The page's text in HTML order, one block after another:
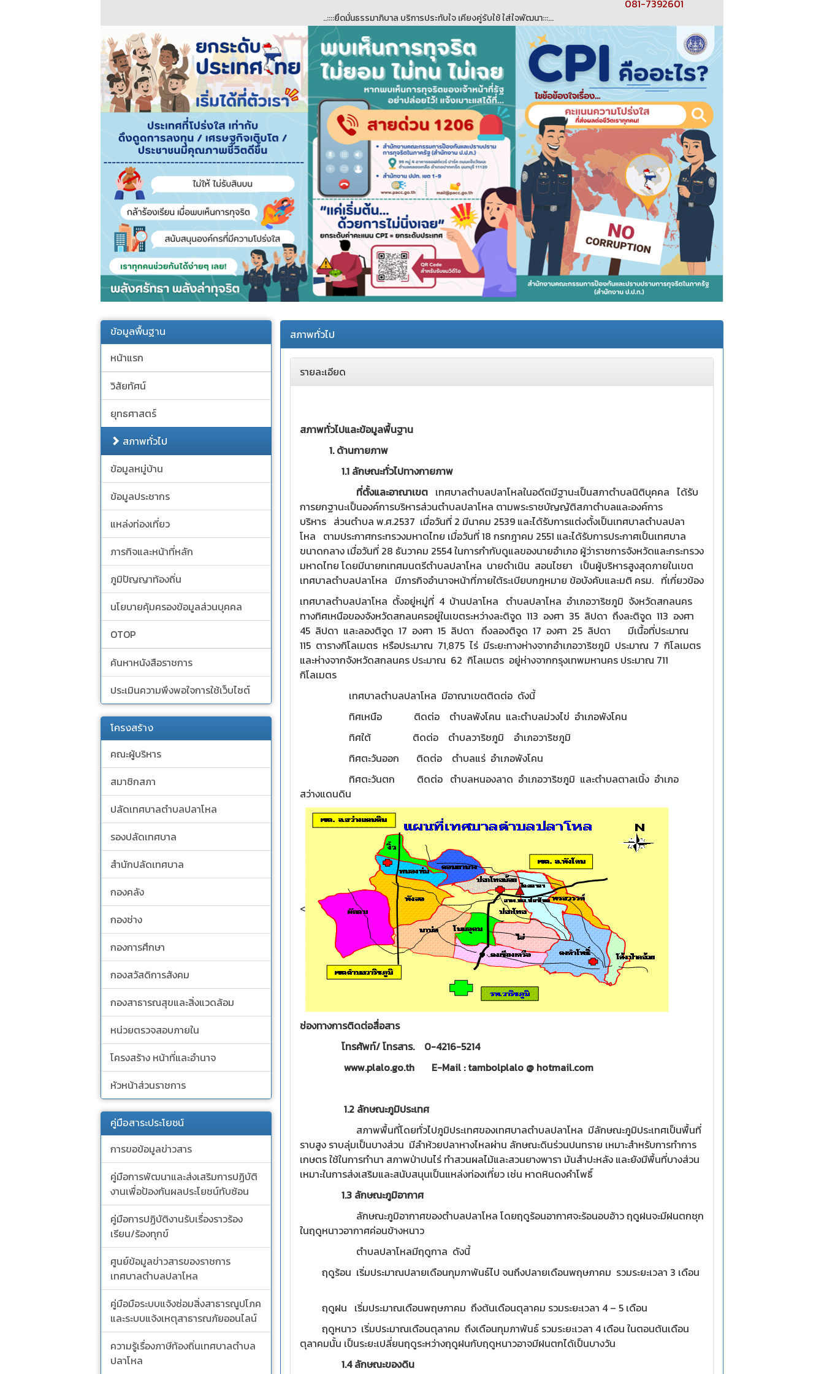
081-7392601
..::::ยึดมั่นธรรมาภิบาล บริการประทับใจ เคียงคู่รับใช้ ใส่ใจพัฒนา:::...
ข้อมูลพื้นฐาน
หน้าแรก
วิสัยทัศน์
ยุทธศาสตร์
สภาพทั่วไป
ข้อมูลหมู่บ้าน
ข้อมูลประชากร
แหล่งท่องเที่ยว
ภารกิจและหน้าที่หลัก
ภูมิปัญญาท้องถิ่น
นโยบายคุ้มครองข้อมูลส่วนบุคคล
OTOP
ค้นหาหนังสือราชการ
ประเมินความพึงพอใจการใช้เว็บไซต์
โครงสร้าง
คณะผู้บริหาร
สมาชิกสภา
ปลัดเทศบาลตำบลปลาโหล
รองปลัดเทศบาล
สำนักปลัดเทศบาล
กองคลัง
กองช่าง
กองการศึกษา
กองสวัสดิการสังคม
กองสาธารณสุขและสิ่งแวดล้อม
หน่วยตรวจสอบภายใน
โครงสร้าง หน้าที่และอำนาจ
หัวหน้าส่วนราชการ
คู่มือสาระประโยชน์
การขอข้อมูลข่าวสาร
คู่มือการพัฒนาและส่งเสริมการปฏิบัติ
งานเพื่อป้องกันผลประโยชน์ทับซ้อน
คู่มือการปฏิบัติงานรับเรื่องราวร้อง
เรียน/ร้องทุกข์
ศูนย์ข้อมูลข่าวสารของราชการ
เทศบาลตำบลปลาโหล
คู่มือมือระบบแจ้งซ่อมสิ่งสาธารณูปโภค
และระบบแจ้งเหตุสาธารณภัยออนไลน์
ความรู้เรื่องภาษีท้องถิ่นเทศบาลตำบล
ปลาโหล
สภาพทั่วไป
รายละเอียด
สภาพทั่วไปและข้อมูลพื้นฐาน
1. ด้านกายภาพ
1.1 ลักษณะทั่วไปทางกายภาพ
ที่ตั้งและอาณาเขต เทศบาลตำบลปลาโหลในอดีตมีฐานะเป็นสภาตำบลนิติบุคคล ได้รับ
การยกฐานะเป็นองค์การบริหารส่วนตำบลปลาโหล ตามพระราชบัญญัติสภาตำบลและองค์การ
บริหาร ส่วนตำบล พ.ศ.2537 เมื่อวันที่ 2 มีนาคม 2539 และได้รับการแต่งตั้งเป็นเทศบาลตำบลปลา
โหล ตามประกาศกระทรวงมหาดไทย เมื่อวันที่ 18 กรกฎาคม 2551 และได้รับการประกาศเป็นเทศบาล
ขนาดกลาง เมื่อวันที่ 28 ธันวาคม 2554 ในการกำกับดูแลของนายอำเภอ ผู้ว่าราชการจังหวัดและกระทรวง
มหาดไทย โดยมีนายกเทศมนตรีตำบลปลาโหล นายดำเนิน สอนไชยา เป็นผู้บริหารสูงสุดภายในเขต
เทศบาลตำบลปลาโหล มีภารกิจอำนาจหน้าที่ภายใต้ระเบียบกฎหมาย ข้อบังคับและมติ ครม. ที่เกี่ยวข้อง
เทศบาลตำบลปลาโหล ตั้งอยู่หมู่ที่ 4 บ้านปลาโหล ตำบลปลาโหล อำเภอวาริชภูมิ จังหวัดสกลนคร
ทางทิศเหนือของจังหวัดสกลนครอยู่ในเขตระหว่างละติจูด 113 องศา 35 ลิปดา ถึงละติจูด 113 องศา
45 ลิปดา และลองติจูด 17 องศา 15 ลิปดา ถึงลองติจูด 17 องศา 25 ลิปดา มีเนื้อที่ประมาณ
115 ตารางกิโลเมตร หรือประมาณ 71,875 ไร่ มีระยะทางห่างจากอำเภอวาริชภูมิ ประมาณ 7 กิโลเมตร
และห่างจากจังหวัดสกลนคร ประมาณ 62 กิโลเมตร อยู่ห่างจากกรุงเทพมหานคร ประมาณ 711
กิโลเมตร
เทศบาลตำบลปลาโหล มีอาณาเขตติดต่อ ดังนี้
ทิศเหนือ ติดต่อ ตำบลพังโคน และตำบลม่วงไข่ อำเภอพังโคน
ทิศใต้ ติดต่อ ตำบลวาริชภูมิ อำเภอวาริชภูมิ
ทิศตะวันออก ติดต่อ ตำบลแร่ อำเภอพังโคน
ทิศตะวันตก ติดต่อ ตำบลหนองลาด อำเภอวาริชภูมิ และตำบลตาลเนิ้ง อำเภอ
สว่างแดนดิน
<
ช่องทางการติดต่อสื่อสาร
โทรศัพท์/โทรสาร. 0-4216-5214
www.plalo.go.th E-Mail : tambolplalo @ hotmail.com
1.2 ลักษณะภูมิประเทศ
สภาพพื้นที่โดยทั่วไปภูมิประเทศของเทศบาลตำบลปลาโหล มีลักษณะภูมิประเทศเป็นพื้นที่
ราบสูง ราบลุ่มเป็นบางส่วน มีลำห้วยปลาหางไหลผ่าน ลักษณะดินร่วนปนทราย เหมาะสำหรับการทำการ
เกษตร ใช้ในการทำนา สภาพป่าปนไร่ ทำสวนผลไม้และสวนยางพารา มันสำปะหลัง และยังมีพื้นที่บางส่วน
เหมาะในการส่งเสริมและสนับสนุนเป็นแหล่งท่องเที่ยว เช่น หาดหินดงคำโพธิ์
1.3 ลักษณะภูมิอากาศ
ลักษณะภูมิอากาศของตำบลปลาโหล โดยฤดูร้อนอากาศจะร้อนอบอ้าว ฤดูฝนจะมีฝนตกชุก
ในฤดูหนาวอากาศค่อนข้างหนาว
ตำบลปลาโหลมีฤดูกาล ดังนี้
ฤดูร้อน เริ่มประมาณปลายเดือนกุมภาพันธ์ไป จนถึงปลายเดือนพฤษภาคม รวมระยะเวลา 3 เดือน
ฤดูฝน เริ่มประมาณเดือนพฤษภาคม ถึงต้นเดือนตุลาคม รวมระยะเวลา 4 – 5 เดือน
ฤดูหนาว เริ่มประมาณเดือนตุลาคม ถึงเดือนกุมภาพันธ์ รวมระยะเวลา 4 เดือน ในตอนต้นเดือน
ตุลาคมนั้น เป็นระยะเปลี่ยนฤดูระหว่างฤดูฝนกับฤดูหนาวอาจมีฝนตกได้เป็นบางวัน
1.4 ลักษณะของดิน